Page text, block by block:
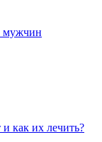
мужчин
как их лечить?